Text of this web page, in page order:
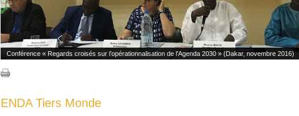
Conférence « Regards croisés sur l’opérationnalisation de l’Agenda 2030 » (Dakar, novembre 2016)
ENDA Tiers Monde